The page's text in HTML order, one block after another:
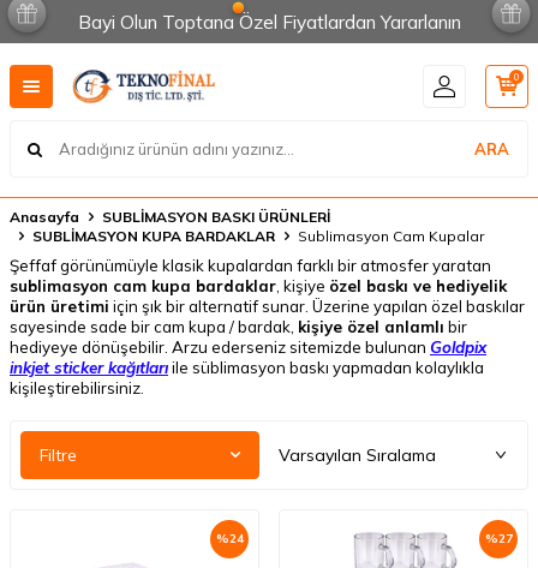
Bayi Olun Toptana Özel Fiyatlardan Yararlanın
ARA
0
Anasayfa
SUBLİMASYON BASKI ÜRÜNLERİ
SUBLİMASYON KUPA BARDAKLAR
Sublimasyon Cam Kupalar
Şeffaf görünümüyle klasik kupalardan farklı bir atmosfer yaratan
sublimasyon cam kupa bardaklar , kişiye özel baskı ve hediyelik
ürün üretimi için şık bir alternatif sunar. Üzerine yapılan özel baskılar
sayesinde sade bir cam kupa / bardak, kişiye özel anlamlı bir
hediyeye dönüşebilir. Arzu ederseniz sitemizde bulunan Goldpix
inkjet sticker kağıtlarıile süblimasyon baskı yapmadan kolaylıkla
kişileştirebilirsiniz
Filtre
%24 %27